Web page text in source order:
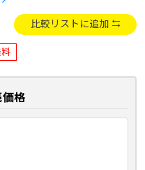
比較リストに追加
格